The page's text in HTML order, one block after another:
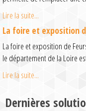
Lire la suite...
La foire et exposition
La foire et exposition de
le département de la Loire
Lire la suite...
Dernières